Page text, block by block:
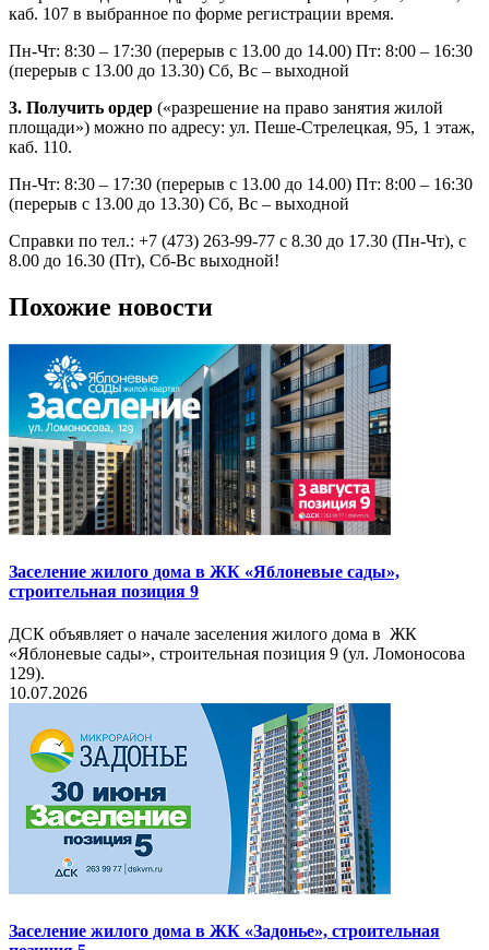
каб. 107 в выбранное по форме регистрации время.
Пн-Чт: 8:30 – 17:30 (перерыв с 13.00 до 14.00) Пт: 8:00 – 16:30
(перерыв с 13.00 до 13.30) Сб, Вс – выходной
3. Получить ордер («разрешение на право занятия жилой
площади») можно по адресу: ул. Пеше-Стрелецкая, 95, 1 этаж,
каб. 110.
Пн-Чт: 8:30 – 17:30 (перерыв с 13.00 до 14.00) Пт: 8:00 – 16:30
(перерыв с 13.00 до 13.30) Сб, Вс – выходной
Справки по тел.: +7 (473) 263-99-77 с 8.30 до 17.30 (Пн-Чт), с
8.00 до 16.30 (Пт), Сб-Вс выходной!
Похожие новости
Заселение жилого дома в ЖК «Яблоневые сады»,
строительная позиция 9
ДСК объявляет о начале заселения жилого дома в ЖК
«Яблоневые сады», строительная позиция 9 (ул. Ломоносова
129).
10.07.2026
Заселение жилого дома в ЖК «Задонье», строительная